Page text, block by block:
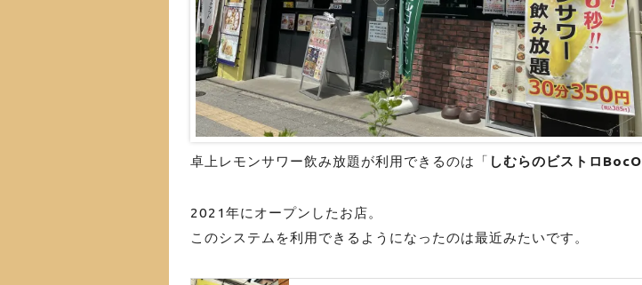
卓上レモンサワー飲み放題が利用できるのは「 しむらのビストロBocO
2021年にオープンしたお店。
このシステムを利用できるようになったのは最近みたいです。